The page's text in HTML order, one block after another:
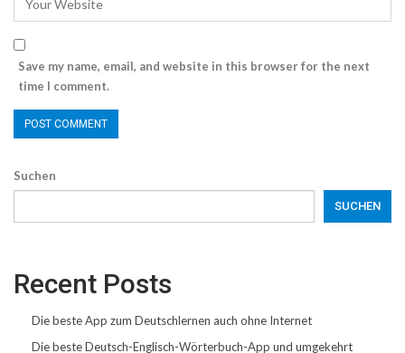
Save my name, email, and website in this browser for the next
time I comment.
Suchen
SUCHEN
Recent Posts
Die beste App zum Deutschlernen auch ohne Internet
Die beste Deutsch-Englisch-Wörterbuch-App und umgekehrt